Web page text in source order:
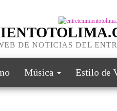
DE NOTICIAS DEL
Música Estilo de